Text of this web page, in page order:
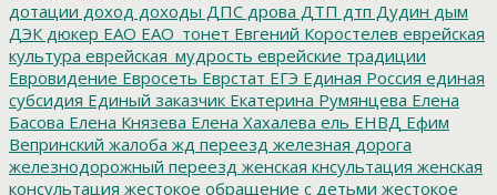
дотации доход доходы ДПС дрова ДТП дтп Дудин дым
ДЭК дюкер ЕАО ЕАО_тонет Евгений Коростелев еврейская
культура еврейская_мудрость еврейские традиции
Евровидение Евросеть Еврстат ЕГЭ Единая Россия единая
субсидия Единый заказчик Екатерина Румянцева Елена
Басова Елена Князева Елена Хахалева ель ЕНВД Ефим
Вепринский жалоба жд переезд железная дорога
железнодорожный переезд женская кнсультация женская
консультация жестокое обращение с детьми жестокое